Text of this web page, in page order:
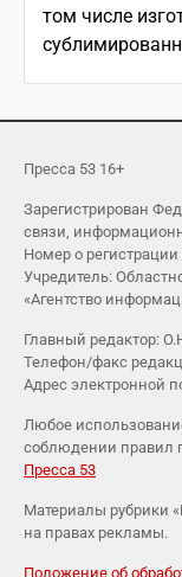
том числе
Пресса 53 16+
Зарегистрирован
связи,
Номер о
Учредитель:
«Агентство
Главный редактор:
Телефон/факс
Адрес электронной
Любое
соблюдении правил
Пресса 53
Материалы рубрики
на правах рекламы.
Положение об